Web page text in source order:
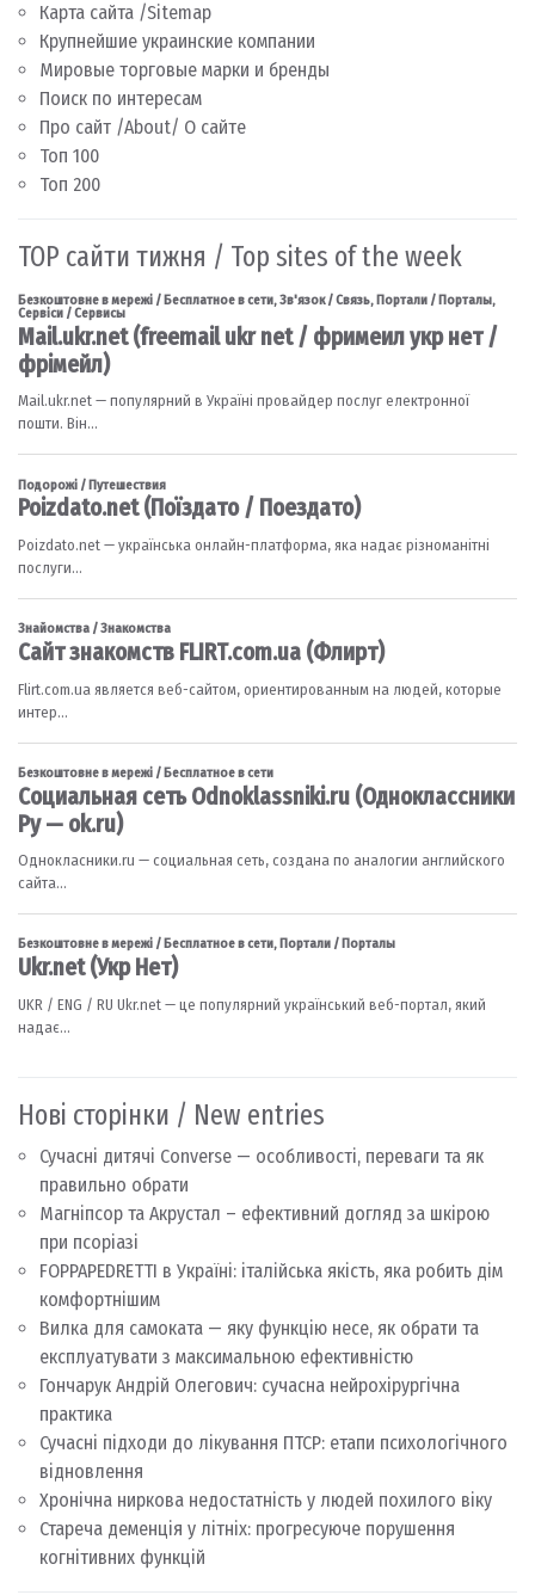
Карта сайта /Sitemap
Крупнейшие украинские компании
Мировые торговые марки и бренды
Поиск по интересам
Про сайт /About/ О сайте
Топ 100
Топ 200
TOP сайти тижня / Top sites of the week
Нові сторінки / New entries
Сучасні дитячі Converse — особливості, переваги та як
правильно обрати
Магніпсор та Акрустал – ефективний догляд за шкірою
при псоріазі
FOPPAPEDRETTI в Україні: італійська якість, яка робить дім
комфортнішим
Вилка для самоката — яку функцію несе, як обрати та
експлуатувати з максимальною ефективністю
Гончарук Андрій Олегович: сучасна нейрохірургічна
практика
Сучасні підходи до лікування ПТСР: етапи психологічного
відновлення
Хронічна ниркова недостатність у людей похилого віку
Стареча деменція у літніх: прогресуюче порушення
когнітивних функцій